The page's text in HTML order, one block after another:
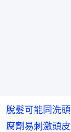
脫髮可能同洗
腐劑易刺激頭皮